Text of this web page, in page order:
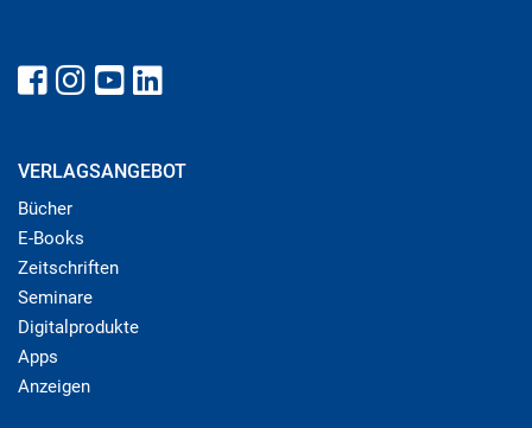
VERLAGSANGEBOT
Bücher
E-Books
Zeitschriften
Seminare
Digitalprodukte
Apps
Anzeigen